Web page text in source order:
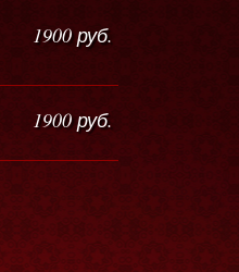
1900 руб.
1900 руб.